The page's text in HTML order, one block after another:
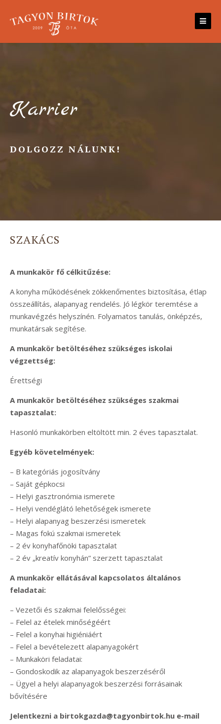
Karrier
DOLGOZZ NÁLUNK!
SZAKÁCS
A munkakör fő célkitűzése:
A konyha működésének zökkenőmentes biztosítása, étlap
összeállítás, alapanyag rendelés. Jó légkör teremtése a
munkavégzés helyszínén. Folyamatos tanulás, önképzés,
munkatársak segítése.
A munkakör betöltéséhez szükséges iskolai
végzettség:
Érettségi
A munkakör betöltéséhez szükséges szakmai
tapasztalat:
Hasonló munkakörben eltöltött min. 2 éves tapasztalat.
Egyéb követelmények:
– B kategóriás jogosítvány
– Saját gépkocsi
– Helyi gasztronómia ismerete
– Helyi vendéglátó lehetőségek ismerete
– Helyi alapanyag beszerzési ismeretek
– Magas fokú szakmai ismeretek
– 2 év konyhafőnöki tapasztalat
– 2 év „kreatív konyhán” szerzett tapasztalat
A munkakör ellátásával kapcsolatos általános
feladatai:
– Vezetői és szakmai felelősségei:
– Felel az ételek minőségéért
– Felel a konyhai higiéniáért
– Felel a bevételezett alapanyagokért
– Munkaköri feladatai:
– Gondoskodik az alapanyagok beszerzéséről
– Ügyel a helyi alapanyagok beszerzési forrásainak
bővítésére
Jelentkezni a birtokgazda@tagyonbirtok.hu e-mail